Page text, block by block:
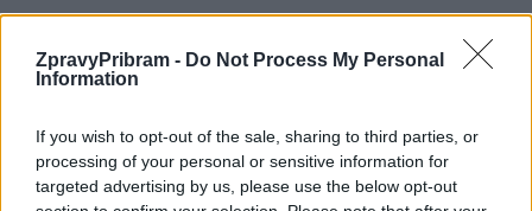
ZpravyPribram - Do Not Process My Personal
Information
If you wish to opt-out of the sale, sharing to third parties, or
processing of your personal or sensitive information for
targeted advertising by us, please use the below opt-out
Komentáře
TAGY Galerie Františka Drtikola Jan Freiberg
Příbram
ředitel